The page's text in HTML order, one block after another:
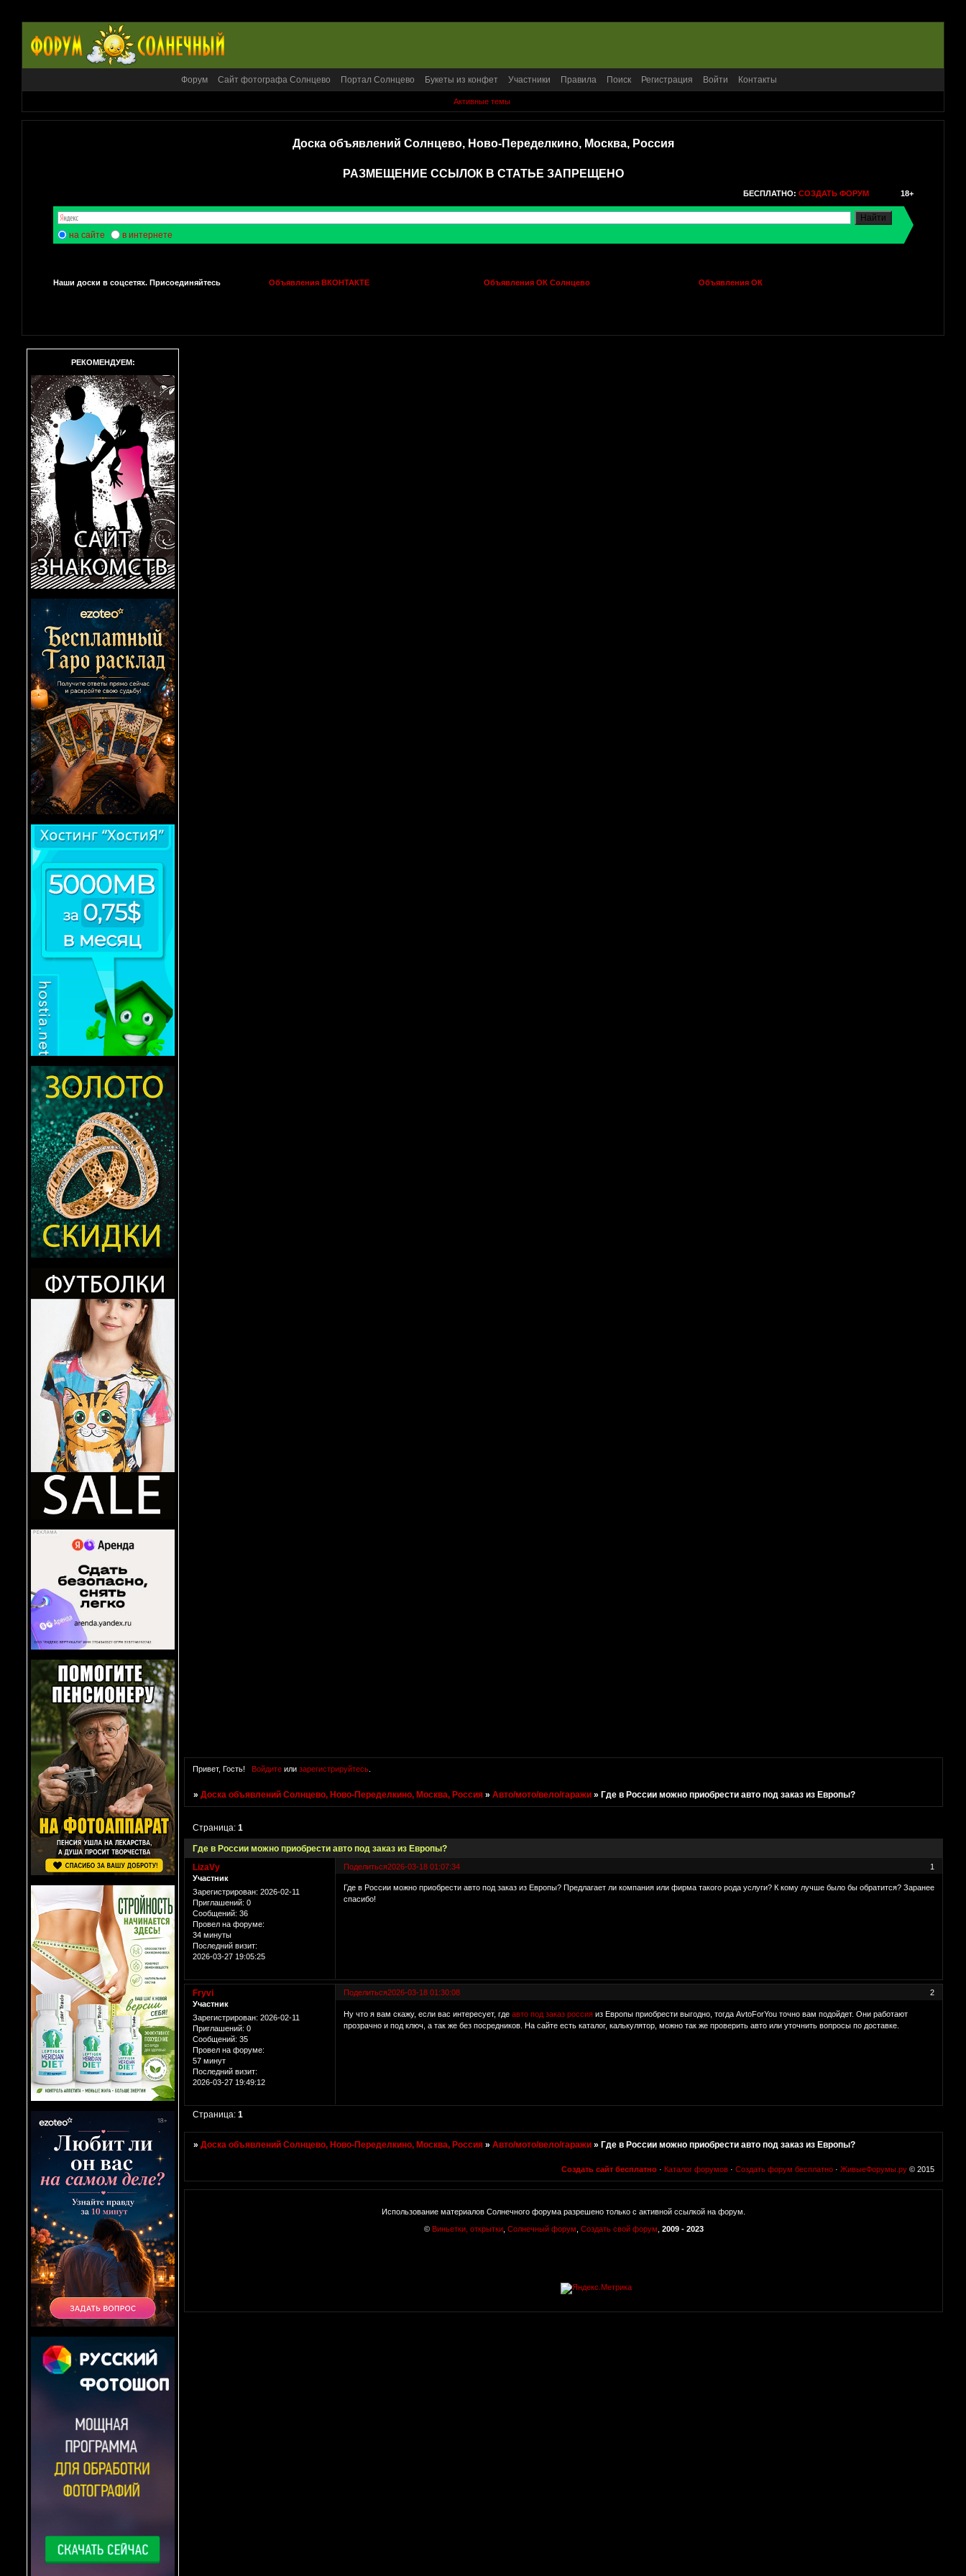
Форум Сайт фотографа Солнцево Портал Солнцево Букеты из конфет Участники Правила Поиск Регистрация Войти Контакты
Активные темы
Доска объявлений Солнцево, Ново-Переделкино, Москва, Россия
РАЗМЕЩЕНИЕ ССЫЛОК В СТАТЬЕ ЗАПРЕЩЕНО
БЕСПЛАТНО: СОЗДАТЬ ФОРУМ 18+
на сайте в интернете
Наши доски в соцсетях. Присоединяйтесь Объявления ВКОНТАКТЕ Объявления ОК Солнцево Объявления ОК
РЕКОМЕНДУЕМ:
Привет, Гость! Войдитеили зарегистрируйтесь.
»Доска объявлений Солнцево, Ново-Переделкино, Москва, Россия »Авто/мото/вело/гаражи »Где в России можно приобрести авто под заказ из Европы?
Где в России можно приобрести авто под заказ из Европы?
Страница:1
Поделиться 1
2026-03-18 01:07:34
LizaVy
Участник
Зарегистрирован: 2026-02-11
Приглашений: 0
Сообщений: 36
Провел на форуме:
34 минуты
Последний визит:
2026-03-27 19:05:25
Где в России можно приобрести авто под заказ из Европы? Предлагает ли компания или фирма такого рода услуги? К кому лучше было бы обратится? Заранее
спасибо!
Поделиться 2
2026-03-18 01:30:08
Fryvi
Участник
Зарегистрирован: 2026-02-11
Приглашений: 0
Сообщений: 35
Провел на форуме:
57 минут
Последний визит:
2026-03-27 19:49:12
Ну что я вам скажу, если вас интересует, гдеавто под заказ россия из Европы приобрести выгодно, тогда AvtoForYou точно вам подойдет. Они работают
прозрачно и под ключ, а так же без посредников. На сайте есть каталог, калькулятор, можно так же проверить авто или уточнить вопросы по доставке.
Страница:1
»Доска объявлений Солнцево, Ново-Переделкино, Москва, Россия »Авто/мото/вело/гаражи » Где в России можно приобрести авто под заказ из Европы?
Создать сайт бесплатно · Каталог форумов · Создать форум бесплатно · ЖивыеФорумы.ру © 2015
Использование материалов Солнечного форума разрешено только с активной ссылкой на форум.
© Виньетки, открытки, Солнечный форум Создать свой форум 2009 - 2023